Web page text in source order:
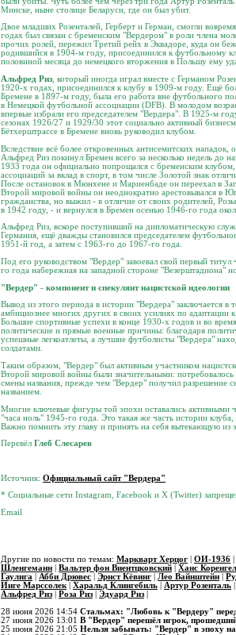
Минске, ныне столице Беларуси, где он был убит.
Двое младших Розенталей, Герберт и Герман, смогли
годах был связан с бременским "Вердером" в роли члена
прочих ролей, пережил Третий рейх в Эквадоре, куда он
родившийся в 1904-м году, присоединился к футбольному
половиной месяца до немецкого вторжения в Польшу ему
Альфред Риз , который иногда играл вместе с Германом
1920-х годах, присоединился к клубу в 1909-м году. Ещё
Бремене в 1897-м году, была его работа вне футбольного
в Немецкой футбольной ассоциации (DFB). В молодом
впервые избрали его председателем "Вердера". В 1925-м
сезонах 1926/27 и 1929/30 этот социально активный
Бётхерштрассе в Бремене вновь руководил клубом.
Вследствие всё более откровенных антисемитских нападок,
Альфред Риз покинул Бремен всего за несколько недель до
1933 года он официально попрощался с бременским
ассоциаций за вклад в спорт, в том числе Золотой знак
После остановок в Мюнхене и Мариенбаде он переехал в
Второй мировой войны он неоднократно арестовывался в
гражданства, но выжил - в отличие от своих родителей,
в 1942 году, - и вернулся в Бремен осенью 1946-го года
Альфред Риз, вскоре поступивший на дипломатическую
Германия, ещё дважды становился председателем
1951-й год, а затем с 1963-го до 1967-го года.
Под его руководством "Вердер" завоевал свой первый
го года набережная на западной стороне "Везерштадиона"
"Вердер" - компонент и спекулянт нацистской идеологии
Вывод из этого периода в истории "Вердера" заключается в
амбициознее многих других в своих усилиях по адаптации
Большие спортивные успехи в конце 1930-х годов и во
политические и прямые военные причины: благодаря
успешные легкоатлеты, а лучшие футболисты "Вердера"
солдатами.
Таким образом, "Вердер" был активным участником
Второй мировой войны были значительными:
смены названия, прежде чем "Вердер" получил разрешение
названием.
Многие ключевые фигуры той эпохи оставались активными
"часа ноль" 1945-го года. Это такая же часть истории
Важно помнить эту главу и ​​принять на себя вытекающую из
Перевёл Глеб Слесарев
Источник: Официальный сайт "Вердера"
* Социальные сети Instagram, Facebook и X (Twitter)
Другие по новости по темам: Маркварт Херцог ОИ-1936
Шленгеманн
Вальтер фон Виентцковский Ханс
Гаулига
Абби Дрювес Эрнст Кёвинг Лео Вайнштейн
Инге Марссолек| Харальд Клингебиль Артур Розенталь
Альфред Риз| Роза Риз| Эдуард Риз|
28 июня 2026 14:54 Стальмах: "Любовь к "Вердеру"
27 июня 2026 13:01 В "Вердер" перешёл игрок,
25 июня 2026 21:05 Нельзя забывать: "Вердер" в эпоху